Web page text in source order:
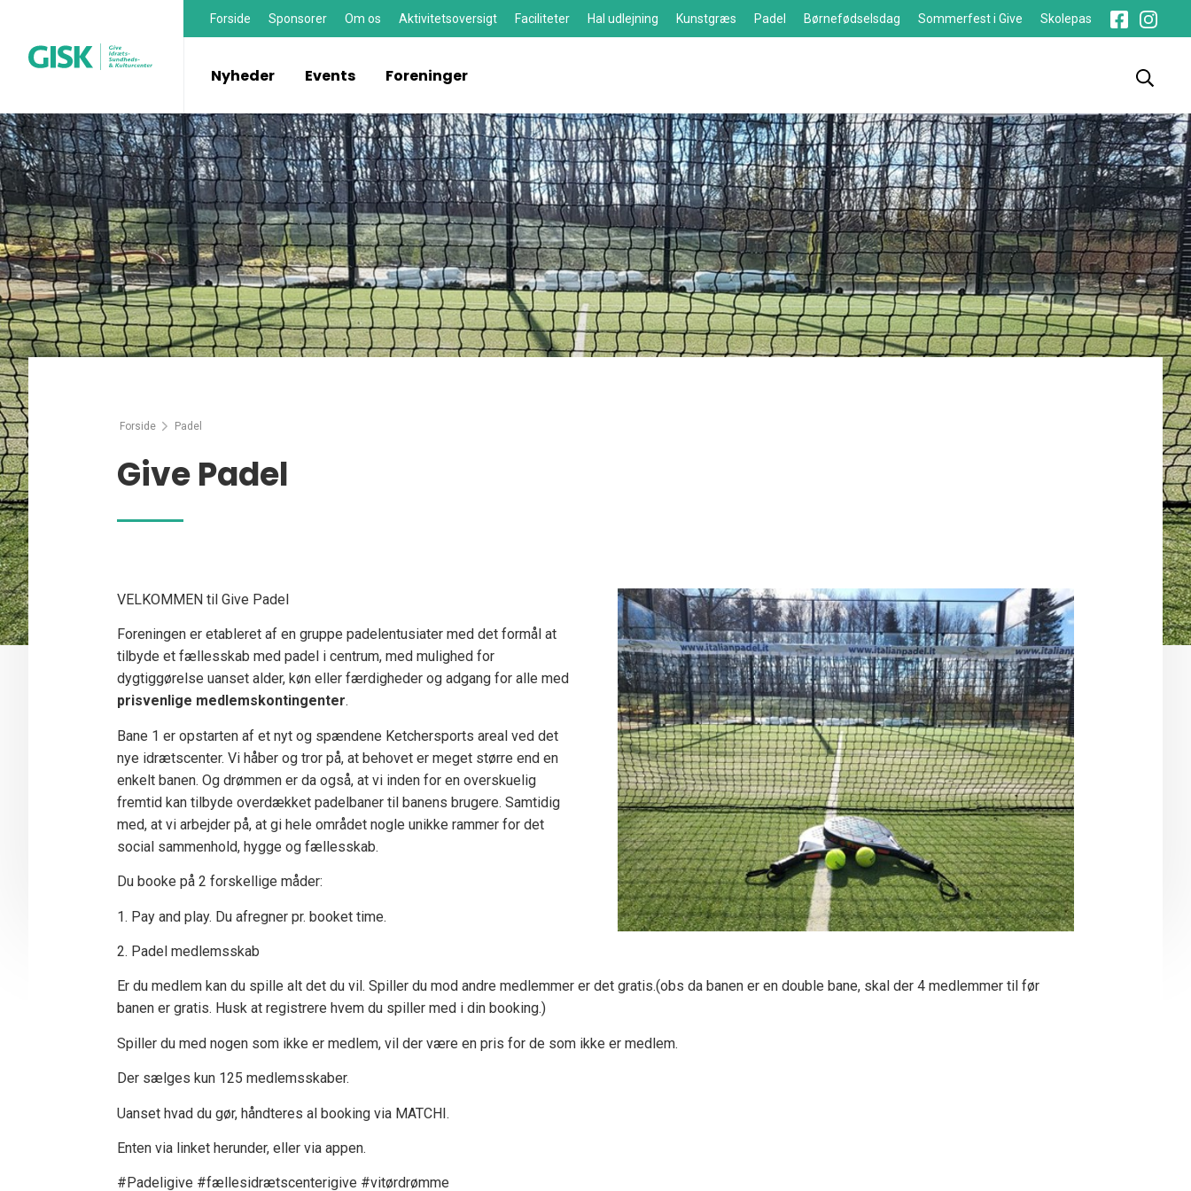
Forside Sponsorer Om os Aktivitetsoversigt Faciliteter Hal udlejning Kunstgræs Padel Børnefødselsdag Sommerfest i Give Skolepas
Nyheder Events Foreninger
Forside Padel
Give Padel
VELKOMMEN til Give Padel
Foreningen er etableret af en gruppe padelentusiater med det formål at
tilbyde et fællesskab med padel i centrum, med mulighed for
dygtiggørelse uanset alder, køn eller færdigheder og adgang for alle med
prisvenlige medlemskontingenter.
Bane 1 er opstarten af et nyt og spændene Ketchersports areal ved det
nye idrætscenter. Vi håber og tror på, at behovet er meget større end en
enkelt banen. Og drømmen er da også, at vi inden for en overskuelig
fremtid kan tilbyde overdækket padelbaner til banens brugere. Samtidig
med, at vi arbejder på, at gi hele området nogle unikke rammer for det
social sammenhold, hygge og fællesskab.
Du booke på 2 forskellige måder:
1. Pay and play. Du afregner pr. booket time.
2. Padel medlemsskab
Er du medlem kan du spille alt det du vil. Spiller du mod andre medlemmer er det gratis.(obs da banen er en double bane, skal der 4 medlemmer til før
banen er gratis. Husk at registrere hvem du spiller med i din booking.)
Spiller du med nogen som ikke er medlem, vil der være en pris for de som ikke er medlem.
Der sælges kun 125 medlemsskaber.
Uanset hvad du gør, håndteres al booking via MATCHI.
Enten via linket herunder, eller via appen.
#Padeligive #fællesidrætscenterigive #vitørdrømme